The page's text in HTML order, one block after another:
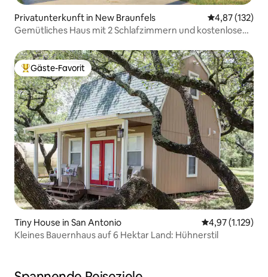
Privatunterkunft in New Braunfels
4,87 (132)
Gemütliches Haus mit 2 Schlafzimmern und kostenlosen
Beliebter Gäste-Favorit.
Gäste-Favorit
Tiny House in San Antonio
4,97 (1.129)
Kleines Bauernhaus auf 6 Hektar Land: Hühnerstil